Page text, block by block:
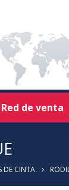
Red de venta
DE CINTA